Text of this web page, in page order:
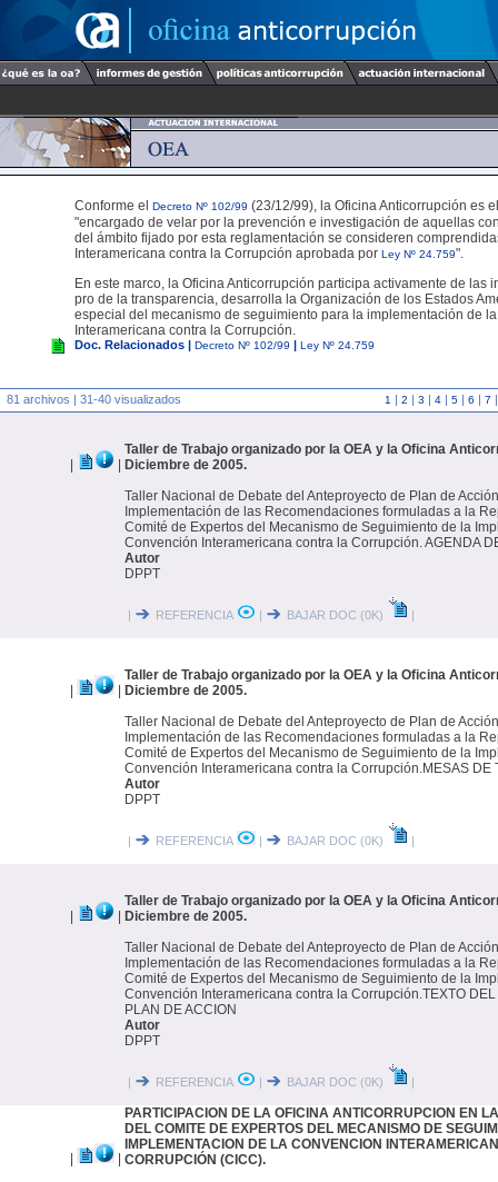
Conforme el Decreto Nº 102/99 (23/12/99), la Oficina Anticorrupción es
"encargado de velar por la prevención e investigación de aquellas
del ámbito fijado por esta reglamentación se consideren
Interamericana contra la Corrupción aprobada por Ley Nº 24.759".
En este marco, la Oficina Anticorrupción participa activamente de las
pro de la transparencia, desarrolla la Organización de los Estados
especial del mecanismo de seguimiento para la implementación de
Interamericana contra la Corrupción.
Doc. Relacionados | Decreto Nº 102/99 | Ley Nº 24.759
81 archivos | 31-40 visualizados 1 | 2 | 3 | 4 | 5 | 6 | 7
Taller de Trabajo organizado por la OEA y la Oficina
Diciembre de 2005.
Taller Nacional de Debate del Anteproyecto de Plan de
Implementación de las Recomendaciones formuladas a la
Comité de Expertos del Mecanismo de Seguimiento de la
Convención Interamericana contra la Corrupción. AGENDA
Autor
DPPT
| REFERENCIA | BAJAR DOC (0K) |
Taller de Trabajo organizado por la OEA y la Oficina
Diciembre de 2005.
Taller Nacional de Debate del Anteproyecto de Plan de
Implementación de las Recomendaciones formuladas a la
Comité de Expertos del Mecanismo de Seguimiento de la
Convención Interamericana contra la Corrupción.MESAS DE
Autor
DPPT
| REFERENCIA | BAJAR DOC (0K) |
Taller de Trabajo organizado por la OEA y la Oficina
Diciembre de 2005.
Taller Nacional de Debate del Anteproyecto de Plan de
Implementación de las Recomendaciones formuladas a la
Comité de Expertos del Mecanismo de Seguimiento de la
Convención Interamericana contra la Corrupción.TEXTO
PLAN DE ACCION
Autor
DPPT
| REFERENCIA | BAJAR DOC (0K) |
PARTICIPACION DE LA OFICINA ANTICORRUPCION EN
DEL COMITE DE EXPERTOS DEL MECANISMO DE
IMPLEMENTACION DE LA CONVENCION
CORRUPCIÓN (CICC).